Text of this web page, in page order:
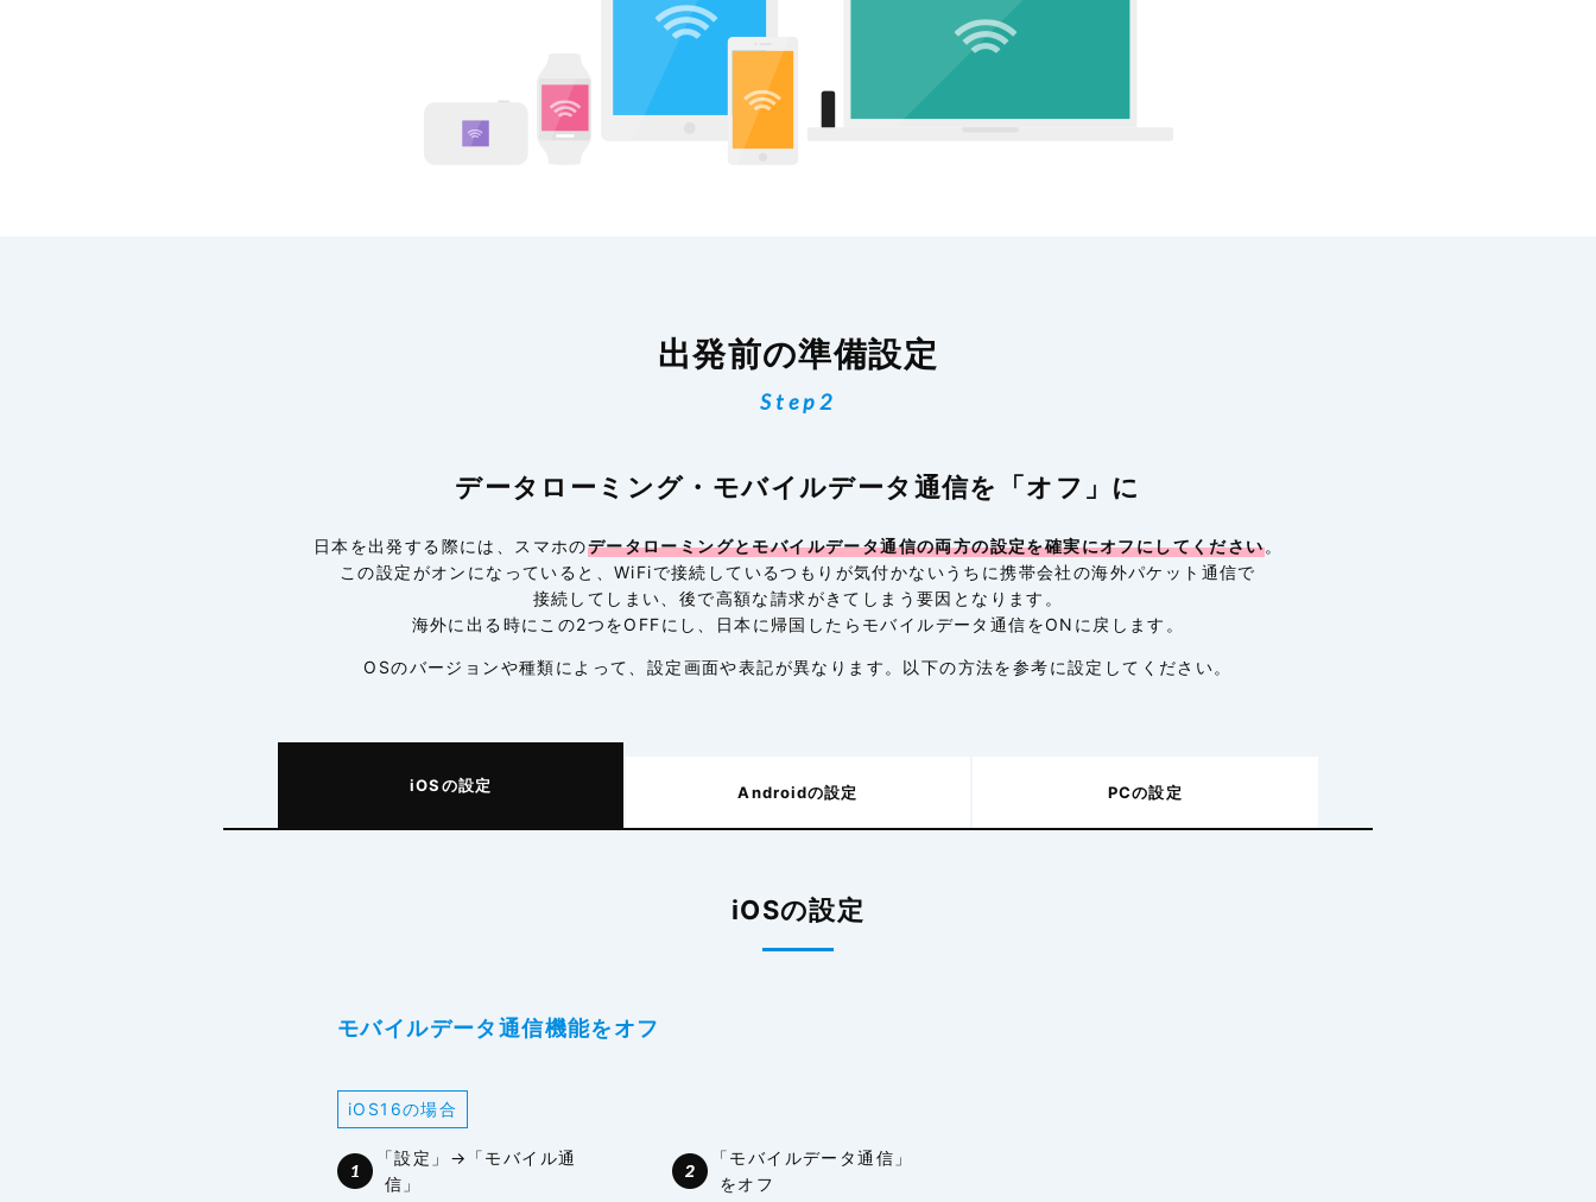
出発前の準備設定
Step2
データローミング・モバイルデータ通信を「オフ」に
日本を出発する際には、スマホのデータローミングとモバイルデータ通信の両方の設定を確実にオフにしてください。
この設定がオンになっていると、WiFiで接続しているつもりが気付かないうちに携帯会社の海外パケット通信で
接続してしまい、後で高額な請求がきてしまう要因となります。
海外に出る時にこの2つをOFFにし、日本に帰国したらモバイルデータ通信をONに戻します。
OSのバージョンや種類によって、設定画面や表記が異なります。以下の方法を参考に設定してください。
iOSの設定 Androidの設定 PCの設定
iOSの設定
モバイルデータ通信機能をオフ
iOS16の場合
「設定」→「モバイル通
信」
「モバイルデータ通信」
をオフ